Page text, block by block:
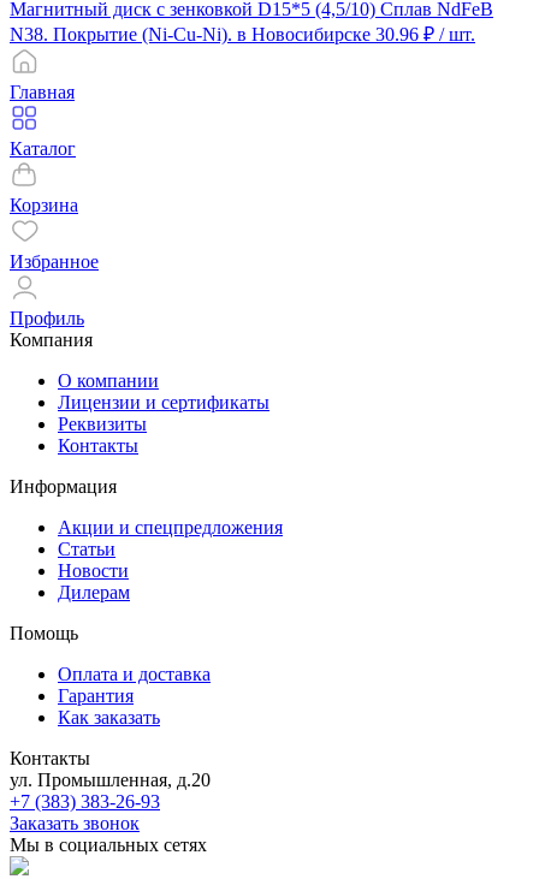
Магнитный диск с зенковкой D15*5 (4,5/10) Сплав NdFeB
N38. Покрытие (Ni-Cu-Ni). в Новосибирске 30.96 ₽ / шт.
Главная
Каталог
Корзина
Избранное
Профиль
Компания
О компании
Лицензии и сертификаты
Реквизиты
Контакты
Информация
Акции и спецпредложения
Статьи
Новости
Дилерам
Помощь
Оплата и доставка
Гарантия
Как заказать
Контакты
ул. Промышленная, д.20
+7 (383) 383-26-93
Заказать звонок
Мы в социальных сетях